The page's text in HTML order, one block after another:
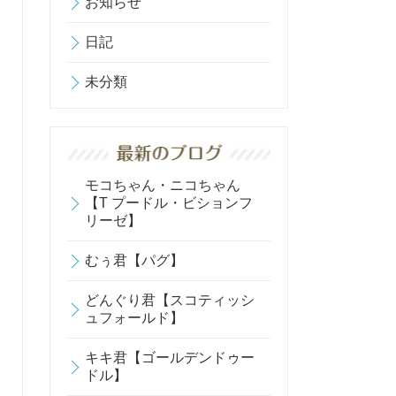
日記
未分類
モコちゃん・ニコちゃん
【T プードル・ビションフ
リーゼ】
むぅ君【パグ】
どんぐり君【スコティッシ
ュフォールド】
キキ君【ゴールデンドゥー
ドル】